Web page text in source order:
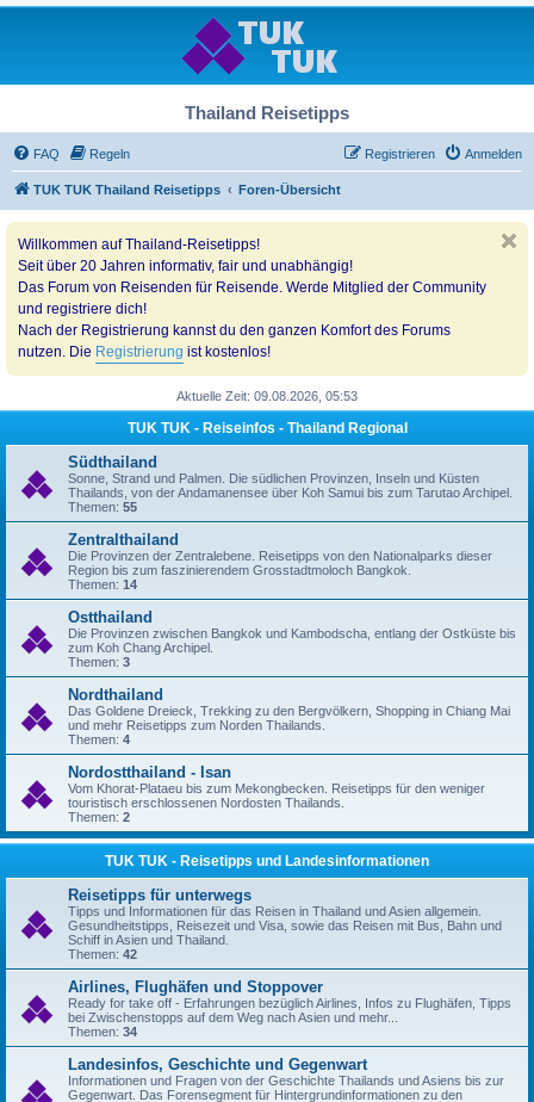
Thailand Reisetipps
FAQ Regeln Anmelden
Registrieren
TUK TUK Thailand Reisetipps Foren-Übersicht
Willkommen auf Thailand-Reisetipps!
Seit über 20 Jahren informativ, fair und unabhängig!
Das Forum von Reisenden für Reisende. Werde Mitglied der Community
und registriere dich!
Nach der Registrierung kannst du den ganzen Komfort des Forums
nutzen. Die Registrierung ist kostenlos!
Aktuelle Zeit: 09.08.2026, 05:53
TUK TUK - Reiseinfos - Thailand Regional
Südthailand
Sonne, Strand und Palmen. Die südlichen Provinzen, Inseln und Küsten
Thailands, von der Andamanensee über Koh Samui bis zum Tarutao Archipel.
Themen: 55
Zentralthailand
Die Provinzen der Zentralebene. Reisetipps von den Nationalparks dieser
Region bis zum faszinierendem Grosstadtmoloch Bangkok.
Themen: 14
Ostthailand
Die Provinzen zwischen Bangkok und Kambodscha, entlang der Ostküste bis
zum Koh Chang Archipel.
Themen: 3
Nordthailand
Das Goldene Dreieck, Trekking zu den Bergvölkern, Shopping in Chiang Mai
und mehr Reisetipps zum Norden Thailands.
Themen: 4
Nordostthailand - Isan
Vom Khorat-Plataeu bis zum Mekongbecken. Reisetipps für den weniger
touristisch erschlossenen Nordosten Thailands.
Themen: 2
TUK TUK - Reisetipps und Landesinformationen
Reisetipps für unterwegs
Tipps und Informationen für das Reisen in Thailand und Asien allgemein.
Gesundheitstipps, Reisezeit und Visa, sowie das Reisen mit Bus, Bahn und
Schiff in Asien und Thailand.
Themen: 42
Airlines, Flughäfen und Stoppover
Ready for take off - Erfahrungen bezüglich Airlines, Infos zu Flughäfen, Tipps
bei Zwischenstopps auf dem Weg nach Asien und mehr...
Themen: 34
Landesinfos, Geschichte und Gegenwart
Informationen und Fragen von der Geschichte Thailands und Asiens bis zur
Gegenwart. Das Forensegment für Hintergrundinformationen zu den